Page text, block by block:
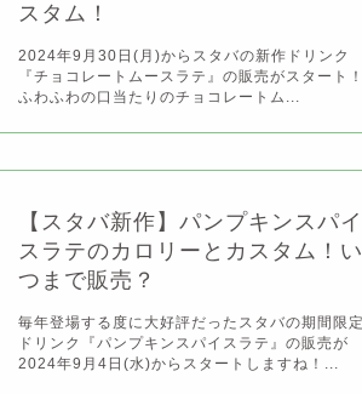
スタム！
2024年9月30日(月)からスタバの新作ドリンク
『チョコレートムースラテ』の販売がスタート！
ふわふわの口当たりのチョコレートム...
【スタバ新作】パンプキンスパイ
スラテのカロリーとカスタム！い
つまで販売？
毎年登場する度に大好評だったスタバの期間限定
ドリンク『パンプキンスパイスラテ』の販売が
2024年9月4日(水)からスタートしますね！...